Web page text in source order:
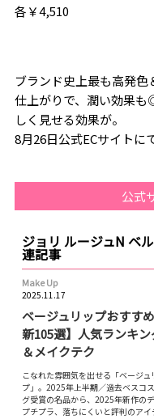
各￥4,510
ブランド史上最も高発
仕上がりで、潤い効果
しく見せる効果が。
8月26日公式ECサイトに
公式
ジョリ ルージュN ベ
連記事
Make Up
2025.11.17
ベージュリップおすす
新105選】人気ランキン
＆メイクテク
こなれた雰囲気を出せる「ベージュ
プ」。2025年上半期／過去ベスコ
グ受賞の名品から、2025年新作の
プチプラ、落ちにくいと評判のア